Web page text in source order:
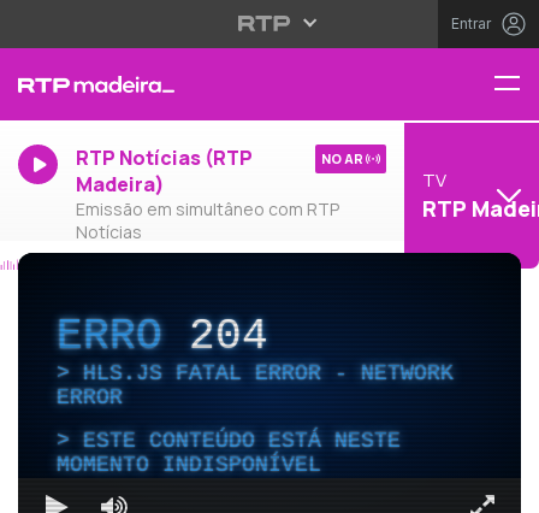
Entrar
RTP Notícias (RTP
Madeira)
Emissão em simultâneo com RTP
Notícias
NO AR
TV
RTP
ERRO204
HLS.JS FATAL ERROR - NETWORK
ERROR
ESTE CONTEÚDO ESTÁ NESTE
MOMENTO INDISPONÍVEL